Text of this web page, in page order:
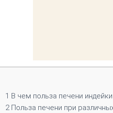
1 В чем польза печени индейки
2Польза печени при